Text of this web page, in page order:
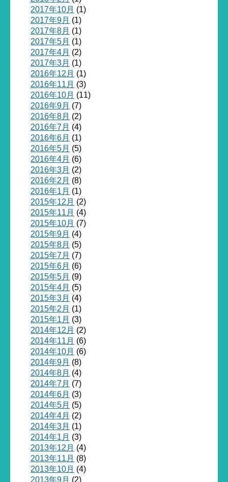
2017年10月 (1)
2017年9月 (1)
2017年8月 (1)
2017年5月 (1)
2017年4月 (2)
2017年3月 (1)
2016年12月 (1)
2016年11月 (3)
2016年10月 (11)
2016年9月 (7)
2016年8月 (2)
2016年7月 (4)
2016年6月 (1)
2016年5月 (5)
2016年4月 (6)
2016年3月 (2)
2016年2月 (8)
2016年1月 (1)
2015年12月 (2)
2015年11月 (4)
2015年10月 (7)
2015年9月 (4)
2015年8月 (5)
2015年7月 (7)
2015年6月 (6)
2015年5月 (9)
2015年4月 (5)
2015年3月 (4)
2015年2月 (1)
2015年1月 (3)
2014年12月 (2)
2014年11月 (6)
2014年10月 (6)
2014年9月 (8)
2014年8月 (4)
2014年7月 (7)
2014年6月 (3)
2014年5月 (5)
2014年4月 (2)
2014年3月 (1)
2014年1月 (3)
2013年12月 (4)
2013年11月 (8)
2013年10月 (4)
2013年9月 (2)